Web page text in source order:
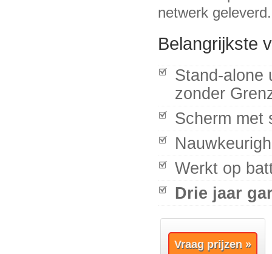
netwerk geleverd.
Belangrijkste
Stand-alone
zonder
Scherm met
Werkt op
Drie jaar
Vraag prijzen »